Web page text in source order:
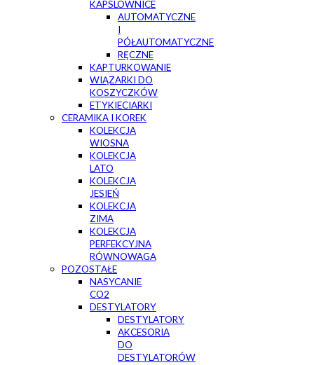
KAPSLOWNICE
AUTOMATYCZNE
I
PÓŁAUTOMATYCZNE
RĘCZNE
KAPTURKOWANIE
WIĄZARKI DO
KOSZYCZKÓW
ETYKIECIARKI
CERAMIKA I KOREK
KOLEKCJA
WIOSNA
KOLEKCJA
LATO
KOLEKCJA
JESIEŃ
KOLEKCJA
ZIMA
KOLEKCJA
PERFEKCYJNA
RÓWNOWAGA
POZOSTAŁE
NASYCANIE
CO2
DESTYLATORY
DESTYLATORY
AKCESORIA
DO
DESTYLATORÓW